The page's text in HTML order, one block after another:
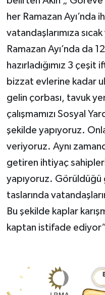
her Ramazan Ayı’nda
vatandaşlarımıza
Ramazan Ayı’nda da
hazırladığımız 3 çeşit
bizzat evlerine kadar
gelin çorbası, tavuk
çalışmamızı Sosyal
şekilde yapıyoruz.
veriyoruz. Aynı
getiren ihtiyaç
yapıyoruz.
taslarında
Bu şekilde kaplar
kaptan istifade